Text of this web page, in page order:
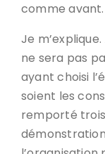
comme avant.
Je
ne sera pas
ayant choisi
soient les
remporté